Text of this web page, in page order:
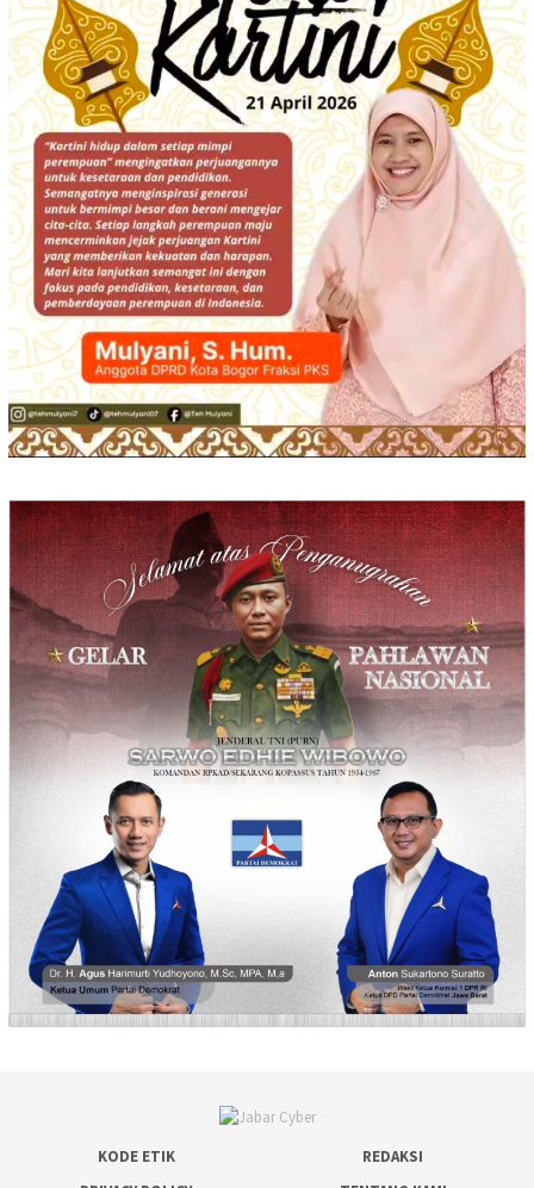
KODE ETIK
REDAKSI